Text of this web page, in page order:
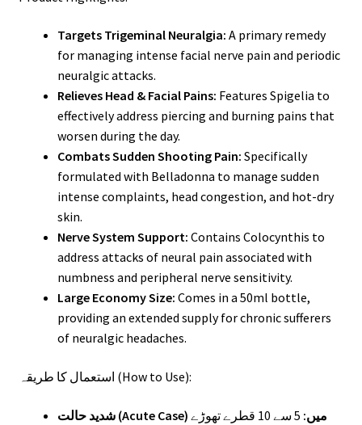
Targets Trigeminal Neuralgia: A primary remedy
for managing intense facial nerve pain and periodic
neuralgic attacks.
Relieves Head & Facial Pains: Features Spigelia to
effectively address piercing and burning pains that
worsen during the day.
Combats Sudden Shooting Pain: Specifically
formulated with Belladonna to manage sudden
intense complaints, head congestion, and hot-dry
skin.
Nerve System Support: Contains Colocynthis to
address attacks of neural pain associated with
numbness and peripheral nerve sensitivity.
Large Economy Size: Comes in a 50ml bottle,
providing an extended supply for chronic sufferers
of neuralgic headaches.
استعمال کا طریقہ (How to Use):
شدید حالت (Acute Case) میں:
5 سے 10 قطرے تھوڑے